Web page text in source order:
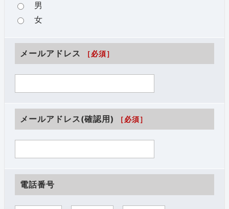
男
女
メールアドレス ［必須］
メールアドレス(確認用) ［必須］
電話番号